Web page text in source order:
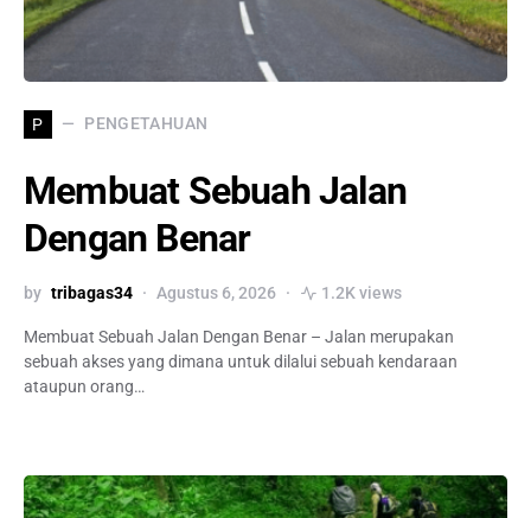
P PENGETAHUAN
Membuat Sebuah Jalan
Dengan Benar
by tribagas34 Agustus 6, 2026 1.2K views
Membuat Sebuah Jalan Dengan Benar – Jalan merupakan
sebuah akses yang dimana untuk dilalui sebuah kendaraan
ataupun orang…